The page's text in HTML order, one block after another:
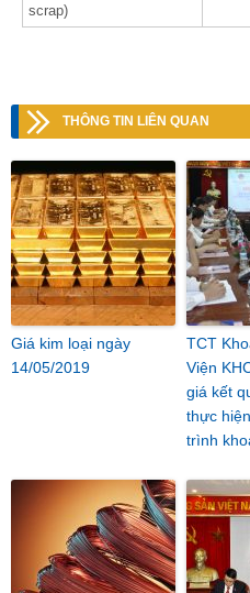
scrap)
THÔNG TIN LIÊN QUAN
Giá kim loại ngày
14/05/2019
TCT
Viện
giá kết
thực
trình